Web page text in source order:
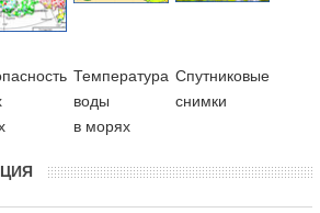
Температура
воды
в морях
Cпутниковые
снимки